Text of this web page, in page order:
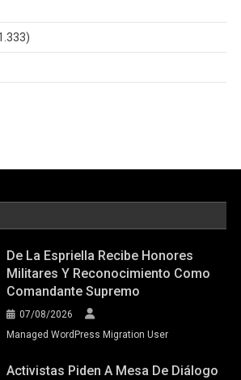
De La Espriella Recibe Honores
Militares Y Reconocimiento Como
Comandante Supremo
07/08/2026
Managed WordPress Migration User
Activistas Piden A Mesa De Diálogo